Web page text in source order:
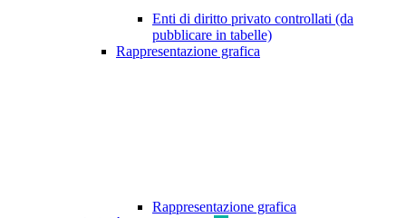
Enti di diritto privato controllati (da
pubblicare in tabelle)
Rappresentazione grafica
Rappresentazione grafica